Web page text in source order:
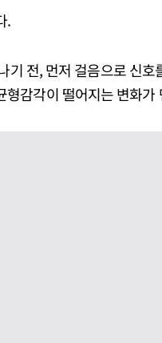
.
전, 먼저 걸음으로 신호
감각이 떨어지는 변화가